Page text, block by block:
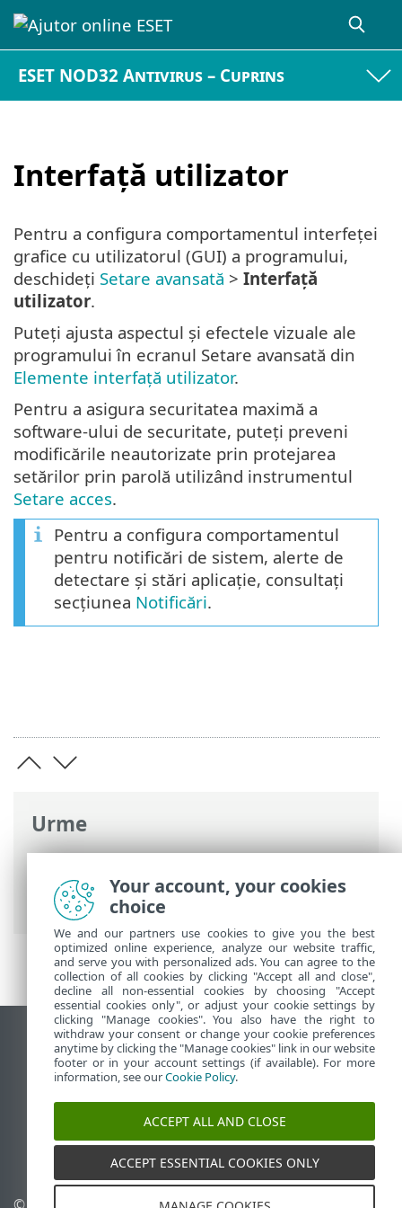
ESET NOD32 Antivirus – Cuprins
Interfață utilizator
Urme
Ajutor online ESET>ESET NOD32
Antivirus
>Setări avansate> Interfață
utilizator
Pentru a configura comportamentul interfeței
grafice cu utilizatorul (GUI) a programului,
deschideți Setare avansată > Interfață
utilizator.
Puteți ajusta aspectul și efectele vizuale ale
programului în ecranul Setare avansată din
Elemente interfață utilizator.
Pentru a asigura securitatea maximă a
software-ului de securitate, puteți preveni
modificările neautorizate prin protejarea
setărilor prin parolă utilizând instrumentul
Setare acces.
Pentru a configura comportamentul
pentru notificări de sistem, alerte de
detectare și stări aplicație, consultați
secțiunea Notificări.
Vizualizare site pentru desktop
End of Life
Baza de cunoștințe ESET
Forum ESET
ESET Status Portal
Asistenţă regională
Your account, your cookies
choice
We and our partners use cookies to give you the best
optimized online experience, analyze our website traffic,
and serve you with personalized ads. You can agree to the
collection of all cookies by clicking "Accept all and close",
decline all non-essential cookies by choosing "Accept
essential cookies only", or adjust your cookie settings by
clicking "Manage cookies". You also have the right to
withdraw your consent or change your cookie preferences
anytime by clicking the "Manage cookies" link in our website
footer or in your account settings (if available). For more
information, see ourCookie Policy.
ACCEPT ALL AND CLOSE
ACCEPT ESSENTIAL COOKIES ONLY